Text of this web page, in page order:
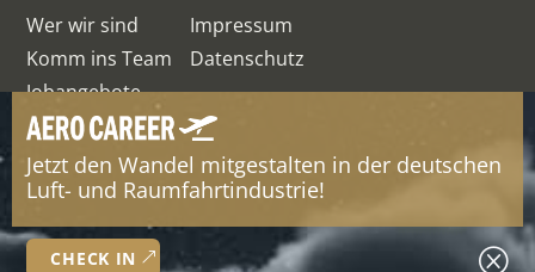
Jetzt den Wandel mitgestalten in der deutschen
Luft- und Raumfahrtindustrie!
CHECK IN Q
Wer wir sind
Komm ins Team
Jobangebote
Impressum
Datenschutz
© QRelation Management Team GmbH